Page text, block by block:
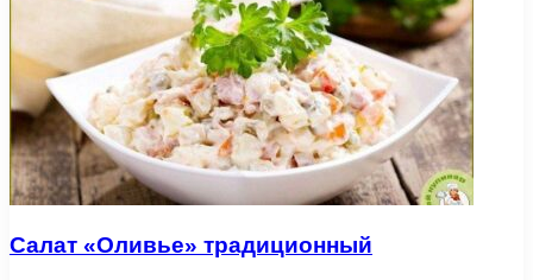
Салат «Оливье» традиционный